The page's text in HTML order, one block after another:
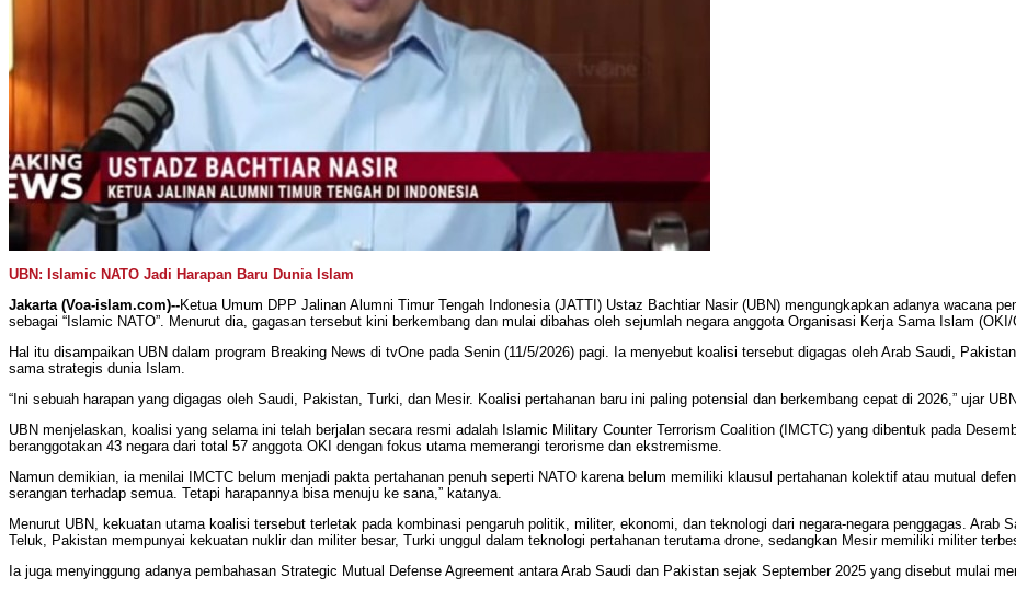
UBN: Islamic NATO Jadi Harapan Baru Dunia Islam
Jakarta (Voa-islam.com)--Ketua Umum DPP Jalinan Alumni Timur Tengah Indonesia (JATTI) Ustaz Bachtiar Nasir (UBN) mengungkapkan adanya wacana
sebagai “Islamic NATO”. Menurut dia, gagasan tersebut kini berkembang dan mulai dibahas oleh sejumlah negara anggota Organisasi Kerja Sama Islam (OKI/
Hal itu disampaikan UBN dalam program Breaking News di tvOne pada Senin (11/5/2026) pagi. Ia menyebut koalisi tersebut digagas oleh Arab Saudi,
sama strategis dunia Islam.
“Ini sebuah harapan yang digagas oleh Saudi, Pakistan, Turki, dan Mesir. Koalisi pertahanan baru ini paling potensial dan berkembang cepat di 2026,” ujar UBN.
UBN menjelaskan, koalisi yang selama ini telah berjalan secara resmi adalah Islamic Military Counter Terrorism Coalition (IMCTC) yang dibentuk pada
beranggotakan 43 negara dari total 57 anggota OKI dengan fokus utama memerangi terorisme dan ekstremisme.
Namun demikian, ia menilai IMCTC belum menjadi pakta pertahanan penuh seperti NATO karena belum memiliki klausul pertahanan kolektif atau mutual
serangan terhadap semua. Tetapi harapannya bisa menuju ke sana,” katanya.
Menurut UBN, kekuatan utama koalisi tersebut terletak pada kombinasi pengaruh politik, militer, ekonomi, dan teknologi dari negara-negara penggagas. Arab
Teluk, Pakistan mempunyai kekuatan nuklir dan militer besar, Turki unggul dalam teknologi pertahanan terutama drone, sedangkan Mesir memiliki militer
Ia juga menyinggung adanya pembahasan Strategic Mutual Defense Agreement antara Arab Saudi dan Pakistan sejak September 2025 yang disebut mulai